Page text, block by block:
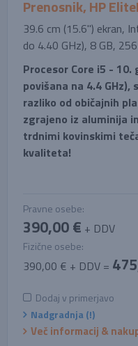
Prenosnik, HP
39.6 cm (15.6'') ekran,
do 4.40 GHz), 8 GB,
Procesor Core i5 -
povišana na 4.4 GHz),
razliko od običajnih
zgrajeno iz aluminija
trdnimi kovinskimi
kvaliteta!
Pravne osebe:
390,00 € + DDV
Fizične osebe:
390,00 € + DDV =
Dodaj v primerjavo
Nadgradnja (!)
Več informacij &